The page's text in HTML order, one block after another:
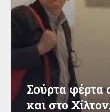
Σούρτα φέρτα
και στο